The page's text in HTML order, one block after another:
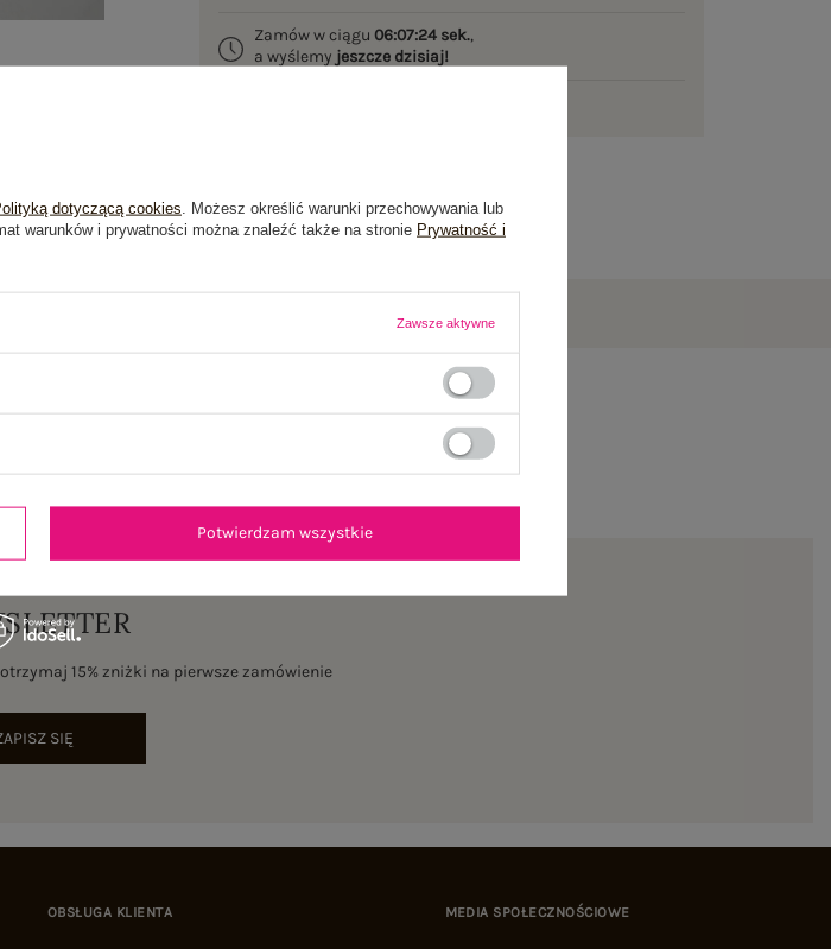
Zamów w ciągu06:07:23 sek.,
a wyślemy jeszcze dzisiaj!
15% zniżki na pierwsze zamówienie
SIĘ
OBSŁUGA KLIENTA MEDIA SPOŁECZNOŚCIOWE
dotyczącą cookies . Możesz określić warunki przechowywania lub
warunków i prywatności można znaleźć także na stronie Prywatność i
Zawsze aktywne
Potwierdzam wszystkie